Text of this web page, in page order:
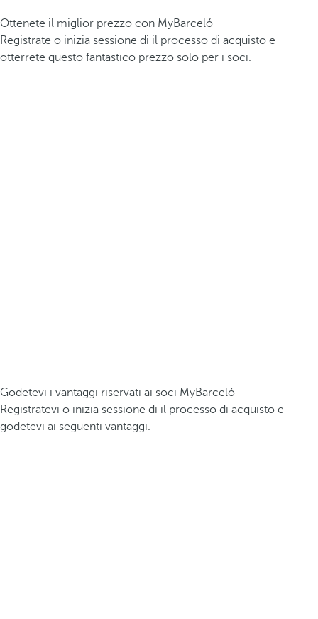
Ottenete il miglior prezzo con MyBarceló
Registrate o inizia sessione di il processo di acquisto e
otterrete questo fantastico prezzo solo per i soci.
Godetevi i vantaggi riservati ai soci MyBarceló
Registratevi o inizia sessione di il processo di acquisto e
godetevi ai seguenti vantaggi.